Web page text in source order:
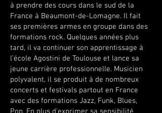
à prendre des cours dans le sud de la
France à Beaumont-de-Lomagne. Il fait
ses premières armes en groupe dans des
formations rock. Quelques années plus
tard, il va continuer son apprentissage à
l’école Agostini de Toulouse et lance sa
jeune carrière professionnelle. Musicien
polyvalent, il se produit à de nombreux
concerts et festivals partout en France
avec des formations Jazz, Funk, Blues,